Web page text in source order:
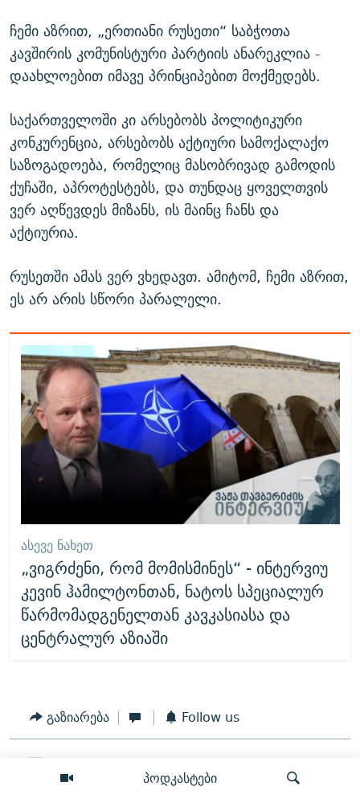
პოდკასტები
ჩემი აზრით, „ერთიანი რუსეთი“ საბჭოთა
კავშირის კომუნისტური პარტიის ანარეკლია -
დაახლოებით იმავე პრინციპებით მოქმედებს.
საქართველოში კი არსებობს პოლიტიკური
კონკურენცია, არსებობს აქტიური სამოქალაქო
საზოგადოება, რომელიც მასობრივად გამოდის
ქუჩაში, აპროტესტებს, და თუნდაც ყოველთვის
ვერ აღწევდეს მიზანს, ის მაინც ჩანს და
აქტიურია.
რუსეთში ამას ვერ ვხედავთ. ამიტომ, ჩემი აზრით,
ეს არ არის სწორი პარალელი.
ᲐᲡᲔᲕᲔ ᲜᲐᲮᲔᲗ
„ვიგრძენი, რომ მომისმინეს“ - ინტერვიუ
კევინ ჰამილტონთან, ნატოს სპეციალურ
წარმომადგენელთან კავკასიასა და
ცენტრალურ აზიაში
გაზიარება Follow us
ვაჟა თავბერიძე